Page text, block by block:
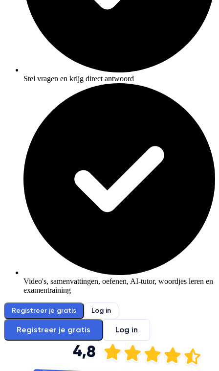
Stel vragen en krijg direct antwoord
Video's, samenvattingen, oefenen, AI-tutor, woordjes leren en
examentraining
Registreer je gratis Log in
Registreer je gratis Log in